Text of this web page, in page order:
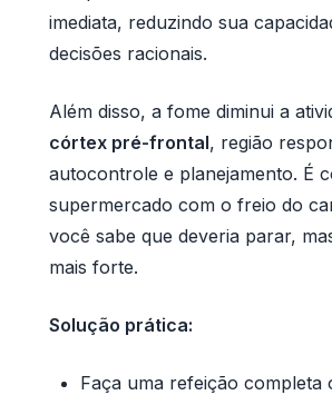
imediata, reduzindo sua
decisões racionais.
Além disso, a fome diminui a
córtex pré-frontal, região
autocontrole e planejamento. É
supermercado com o freio do
você sabe que deveria parar,
mais forte.
Solução prática:
Faça uma refeição completa